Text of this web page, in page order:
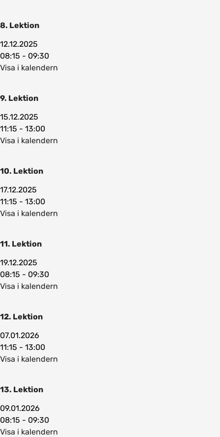
8. Lektion
12.12.2025
08:15 - 09:30
Visa i kalendern
9. Lektion
15.12.2025
11:15 - 13:00
Visa i kalendern
10. Lektion
17.12.2025
11:15 - 13:00
Visa i kalendern
11. Lektion
19.12.2025
08:15 - 09:30
Visa i kalendern
12. Lektion
07.01.2026
11:15 - 13:00
Visa i kalendern
13. Lektion
09.01.2026
08:15 - 09:30
Visa i kalendern